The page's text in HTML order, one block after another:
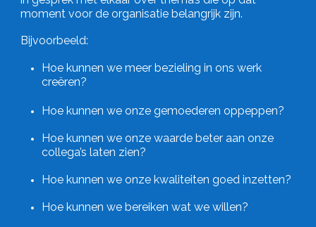
moment voor de organisatie belangrijk zijn.
Bijvoorbeeld:
Hoe kunnen we meer bezieling in ons werk
creëren?
Hoe kunnen we onze gemoederen oppeppen?
Hoe kunnen we onze waarde beter aan onze
collega’s laten zien?
Hoe kunnen we onze kwaliteiten goed inzetten?
Hoe kunnen we bereiken wat we willen?